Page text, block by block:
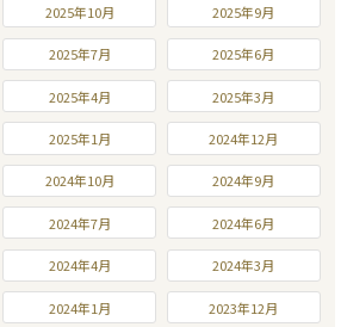
2025年10月 2025年9月
2025年7月 2025年6月
2025年4月 2025年3月
2025年1月 2024年12月
2024年10月 2024年9月
2024年7月 2024年6月
2024年4月 2024年3月
2024年1月 2023年12月